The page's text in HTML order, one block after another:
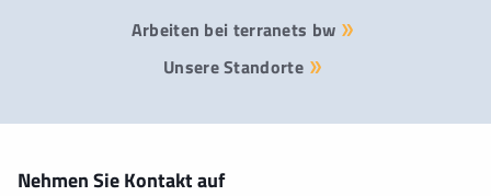
Arbeiten bei terranets bw
Unsere Standorte
Nehmen Sie Kontakt auf